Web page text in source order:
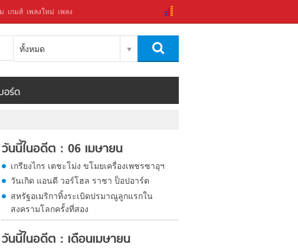
เกมส์ เพลงใหม่ เพลง
ทั้งหมด
อร์ด
วันนี้ในอดีต : 06 เมษายน
เกรียงไกร เตชะโม่ง ขโมยเครื่องเพชรซาอุฯ
วันเกิด แอนดี วอร์โฮล ราชา ป็อปอาร์ต
สหรัฐอเมริกาทิ้งระเบิดปรมาณูลูกแรกใน
สงครามโลกครั้งที่สอง
วันนี้ในอดีต : เดือนเมษายน